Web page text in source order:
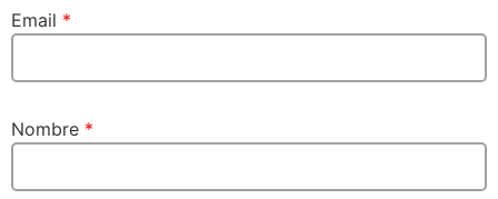
Email *
Nombre *